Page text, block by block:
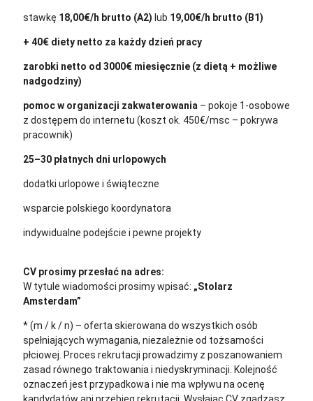
stawkę 18,00€/h brutto (A2) lub 19,00€/h brutto (B1)
+ 40€ diety netto za każdy dzień pracy
zarobki netto od 3000€ miesięcznie (z dietą + możliwe
nadgodziny)
pomoc w organizacji zakwaterowania– pokoje 1-osobowe
z dostępem do internetu (koszt ok. 450€/msc – pokrywa
pracownik)
25–30 płatnych dni urlopowych
dodatki urlopowe i świąteczne
wsparcie polskiego koordynatora
indywidualne podejście i pewne projekty
CV prosimy przesłać na adres:
W tytule wiadomości prosimy wpisać: „Stolarz
Amsterdam”
* (m / k / n) – oferta skierowana do wszystkich osób
spełniających wymagania, niezależnie od tożsamości
płciowej. Proces rekrutacji prowadzimy z poszanowaniem
zasad równego traktowania i niedyskryminacji. Kolejność
oznaczeń jest przypadkowa i nie ma wpływu na ocenę